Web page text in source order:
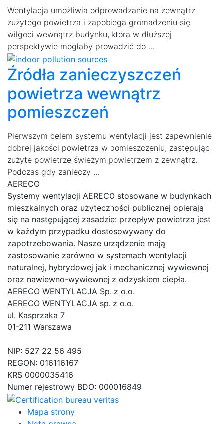
Wentylacja umożliwia odprowadzanie na zewnątrz
zużytego powietrza i zapobiega gromadzeniu się
wilgoci wewnątrz budynku, która w dłuższej
perspektywie mogłaby prowadzić do ...
Źródła zanieczyszczeń
powietrza wewnątrz
pomieszczeń
Pierwszym celem systemu wentylacji jest zapewnienie
dobrej jakości powietrza w pomieszczeniu, zastępując
zużyte powietrze świeżym powietrzem z zewnątrz.
Podczas gdy zanieczy ...
AERECO
Systemy wentylacji AERECO stosowane w budynkach
mieszkalnych oraz użyteczności publicznej opierają
się na następującej zasadzie: przepływ powietrza jest
w każdym przypadku dostosowywany do
zapotrzebowania. Nasze urządzenie mają
zastosowanie zarówno w systemach wentylacji
naturalnej, hybrydowej jak i mechanicznej wywiewnej
oraz nawiewno-wywiewnej z odzyskiem ciepła.
AERECO WENTYLACJA Sp. z o.o.
AERECO WENTYLACJA sp. z o.o.
ul. Kasprzaka 7
01-211 Warszawa
NIP: 527 22 56 495
REGON: 016116167
KRS 0000035416
Numer rejestrowy BDO: 000016849
Mapa strony